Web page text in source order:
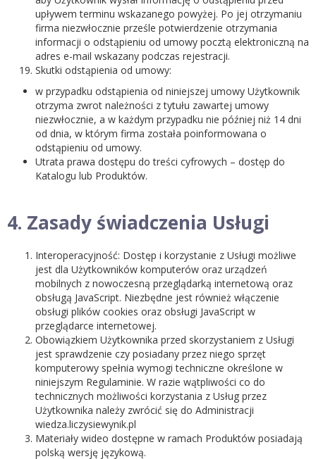
upływem terminu wskazanego powyżej. Po jej otrzymaniu
firma niezwłocznie prześle potwierdzenie otrzymania
informacji o odstąpieniu od umowy pocztą elektroniczną na
adres e-mail wskazany podczas rejestracji.
Skutki odstąpienia od umowy:
w przypadku odstąpienia od niniejszej umowy Użytkownik
otrzyma zwrot należności z tytułu zawartej umowy
niezwłocznie, a w każdym przypadku nie później niż 14 dni
od dnia, w którym firma została poinformowana o
odstąpieniu od umowy.
Utrata prawa dostępu do treści cyfrowych – dostęp do
Katalogu lub Produktów.
4. Zasady świadczenia Usługi
Interoperacyjność: Dostęp i korzystanie z Usługi możliwe
jest dla Użytkowników komputerów oraz urządzeń
mobilnych z nowoczesną przeglądarką internetową oraz
obsługą JavaScript. Niezbędne jest również włączenie
obsługi plików cookies oraz obsługi JavaScript w
przeglądarce internetowej.
Obowiązkiem Użytkownika przed skorzystaniem z Usługi
jest sprawdzenie czy posiadany przez niego sprzęt
komputerowy spełnia wymogi techniczne określone w
niniejszym Regulaminie. W razie wątpliwości co do
technicznych możliwości korzystania z Usług przez
Użytkownika należy zwrócić się do Administracji
wiedza.liczysiewynik.pl
Materiały wideo dostępne w ramach Produktów posiadają
polską wersję językową.